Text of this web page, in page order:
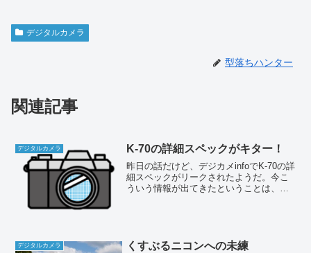
デジタルカメラ
型落ちハンター
関連記事
デジタルカメラ K-70の詳細スペックがキター！
昨日の話だけど、デジカメinfoでK-70の詳
細スペックがリークされたようだ。今こ
ういう情報が出てきたということは、一
デジタルカメラ くすぶるニコンへの未練